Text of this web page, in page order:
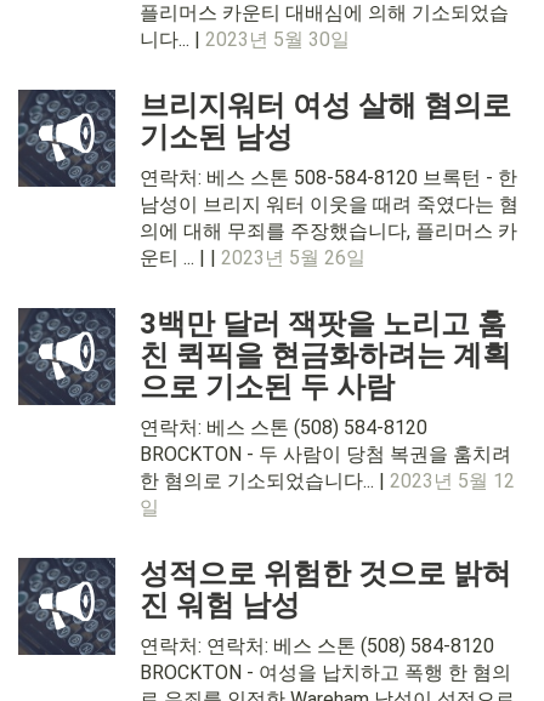
플리머스 카운티 대배심에 의해 기소되었습
니다... | 2023년 5월 30일
브리지워터 여성 살해 혐의로
기소된 남성
연락처: 베스 스톤 508-584-8120 브록턴 - 한
남성이 브리지 워터 이웃을 때려 죽였다는 혐
의에 대해 무죄를 주장했습니다, 플리머스 카
운티 ... | | 2023년 5월 26일
3백만 달러 잭팟을 노리고 훔
친 퀵픽을 현금화하려는 계획
으로 기소된 두 사람
연락처: 베스 스톤 (508) 584-8120
BROCKTON - 두 사람이 당첨 복권을 훔치려
한 혐의로 기소되었습니다... | 2023년 5월 12
일
성적으로 위험한 것으로 밝혀
진 워험 남성
연락처: 연락처: 베스 스톤 (508) 584-8120
BROCKTON - 여성을 납치하고 폭행 한 혐의